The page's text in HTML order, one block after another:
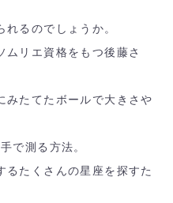
るのでしょうか。
ムリエ資格をもつ後藤さ
みたてたボールで大きさや
で測る方法。
たくさんの星座を探すた